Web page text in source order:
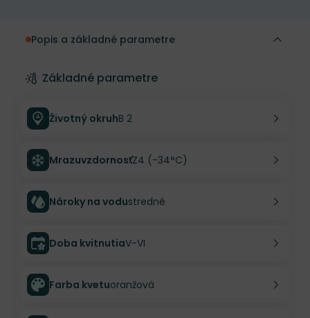
Popis a základné parametre
Základné parametre
Životný okruhB 2
MrazuvzdornosťZ4 (-34°C)
Nároky na vodustredné
Doba kvitnutiaV-VI
Farba kvetuoranžová